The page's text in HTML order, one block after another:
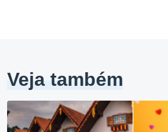
Veja também